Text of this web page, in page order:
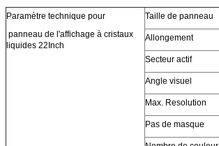
Paramètre technique pour
panneau de l'affichage à cristaux
liquides 22Inch
Taille de panneau
Allongement
Secteur actif
Angle visuel
Max. Resolution
Pas de masque